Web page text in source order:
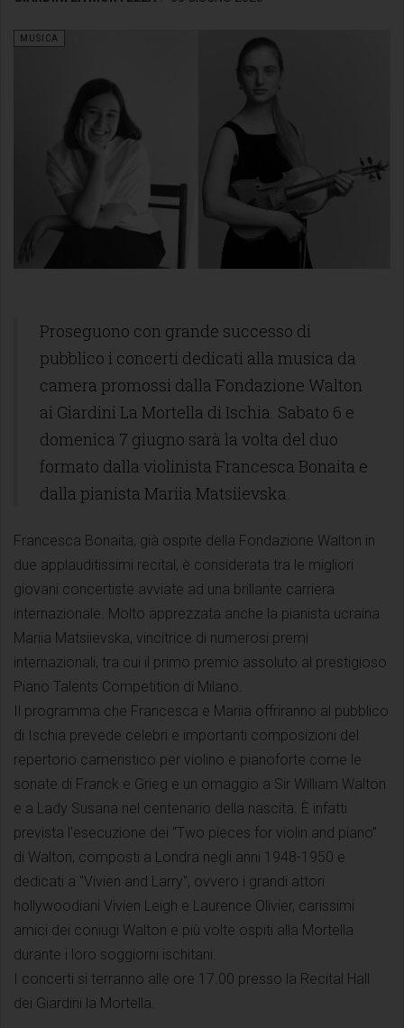
MUSICA
Proseguono con grande successo di
pubblico i concerti dedicati alla musica da
camera promossi dalla Fondazione Walton
ai Giardini La Mortella di Ischia. Sabato 6 e
domenica 7 giugno sarà la volta del duo
formato dalla violinista Francesca Bonaita e
dalla pianista Mariia Matsiievska.
Francesca Bonaita, già ospite della Fondazione Walton in
due applauditissimi recital, è considerata tra le migliori
giovani concertiste avviate ad una brillante carriera
internazionale. Molto apprezzata anche la pianista ucraina
Mariia Matsiievska, vincitrice di numerosi premi
internazionali, tra cui il primo premio assoluto al prestigioso
Piano Talents Competition di Milano.
Il programma che Francesca e Mariia offriranno al pubblico
di Ischia prevede celebri e importanti composizioni del
repertorio cameristico per violino e pianoforte come le
sonate di Franck e Grieg e un omaggio a Sir William Walton
e a Lady Susana nel centenario della nascita. È infatti
prevista l'esecuzione dei “Two pieces for violin and piano”
di Walton, composti a Londra negli anni 1948-1950 e
dedicati a "Vivien and Larry", ovvero i grandi attori
hollywoodiani Vivien Leigh e Laurence Olivier, carissimi
amici dei coniugi Walton e più volte ospiti alla Mortella
durante i loro soggiorni ischitani.
I concerti si terranno alle ore 17.00 presso la Recital Hall
dei Giardini la Mortella.